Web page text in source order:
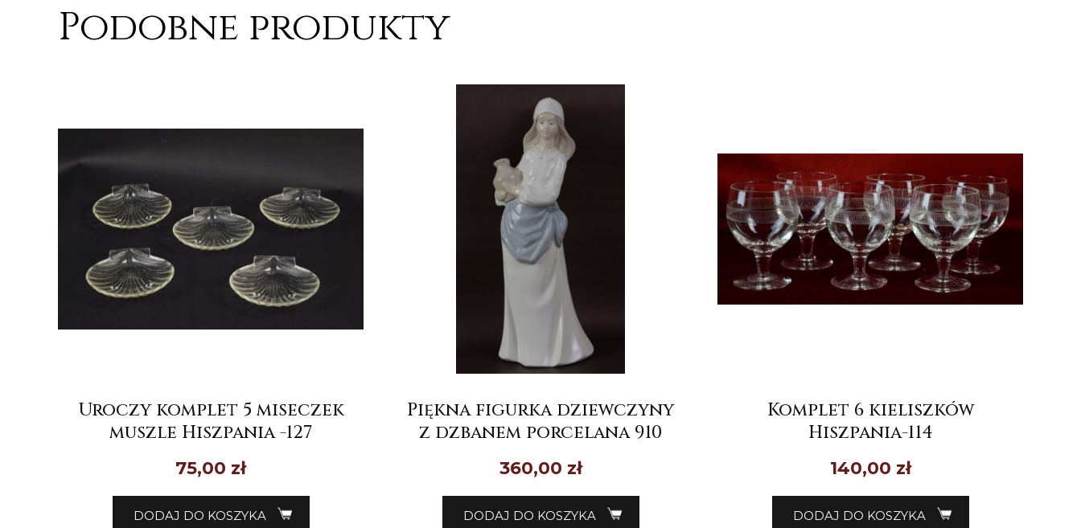
Podobne produkty
Uroczy komplet 5 miseczek
muszle Hiszpania -127
75,00 zł
DODAJ DO KOSZYKA
Piękna figurka dziewczyny
z dzbanem porcelana 910
360,00 zł
DODAJ DO KOSZYKA
Komplet 6 kieliszków
Hiszpania-114
140,00 zł
DODAJ DO KOSZYKA